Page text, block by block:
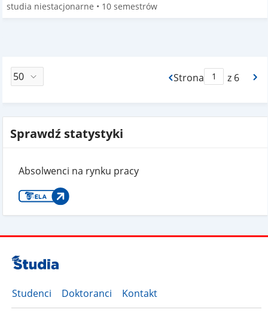
studia niestacjonarne • 10 semestrów
Strona
Max Stronaz 6
Sprawdź statystyki
Absolwenci na rynku pracy
Studenci Doktoranci Kontakt